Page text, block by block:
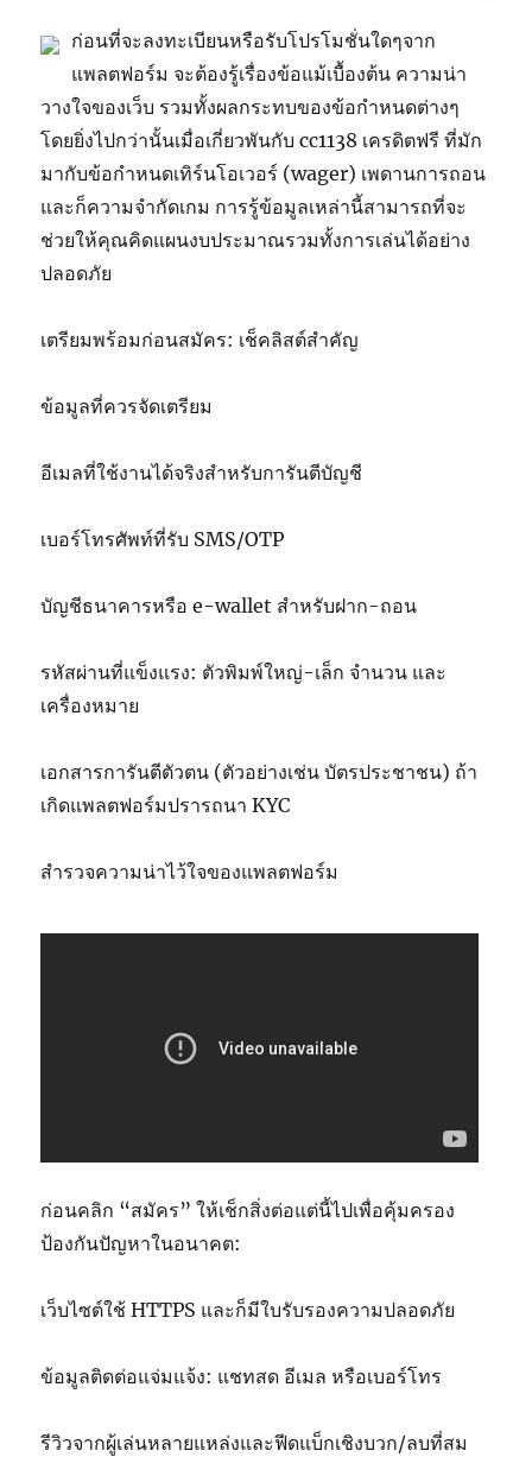
ก่อนที่จะลงทะเบียนหรือรับโปรโมชั่นใดๆจาก
แพลตฟอร์ม จะต้องรู้เรื่องข้อแม้เบื้องต้น ความน่า
วางใจของเว็บ รวมทั้งผลกระทบของข้อกำหนดต่างๆ
โดยยิ่งไปกว่านั้นเมื่อเกี่ยวพันกับ cc1138 เครดิตฟรี ที่มัก
มากับข้อกำหนดเทิร์นโอเวอร์ (wager) เพดานการถอน
และก็ความจำกัดเกม การรู้ข้อมูลเหล่านี้สามารถที่จะ
ช่วยให้คุณคิดแผนงบประมาณรวมทั้งการเล่นได้อย่าง
ปลอดภัย
เตรียมพร้อมก่อนสมัคร: เช็คลิสต์สำคัญ
ข้อมูลที่ควรจัดเตรียม
อีเมลที่ใช้งานได้จริงสำหรับการันตีบัญชี
เบอร์โทรศัพท์ที่รับ SMS/OTP
บัญชีธนาคารหรือ e-wallet สำหรับฝาก-ถอน
รหัสผ่านที่แข็งแรง: ตัวพิมพ์ใหญ่-เล็ก จำนวน และ
เครื่องหมาย
เอกสารการันตีตัวตน (ตัวอย่างเช่น บัตรประชาชน) ถ้า
เกิดแพลตฟอร์มปรารถนา KYC
สำรวจความน่าไว้ใจของแพลตฟอร์ม
ก่อนคลิก “สมัคร” ให้เช็กสิ่งต่อแต่นี้ไปเพื่อคุ้มครอง
ป้องกันปัญหาในอนาคต:
เว็บไซต์ใช้ HTTPS และก็มีใบรับรองความปลอดภัย
ข้อมูลติดต่อแจ่มแจ้ง: แชทสด อีเมล หรือเบอร์โทร
รีวิวจากผู้เล่นหลายแหล่งและฟีดแบ็กเชิงบวก/ลบที่สม